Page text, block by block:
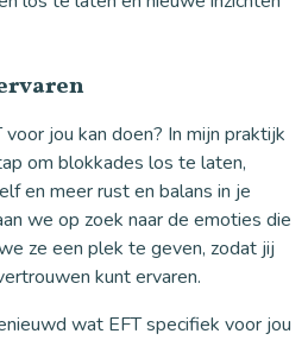
jou kan doen? In mijn praktijk
om blokkades los te laten,
en meer rust en balans in je
we op zoek naar de emoties die
ze een plek te geven, zodat jij
kunt ervaren.
wat EFT specifiek voor jou